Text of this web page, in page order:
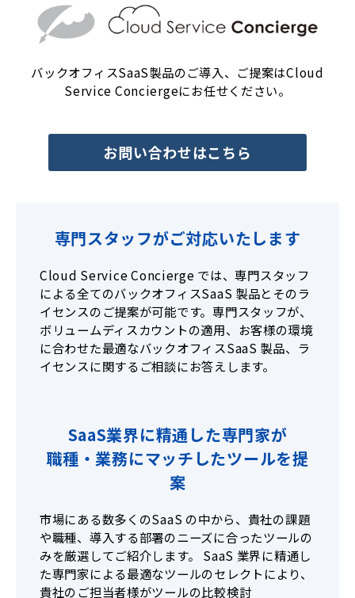
バックオフィスSaaS製品のご導入、ご提案はCloud
Service Conciergeにお任せください。
お問い合わせはこちら
専門スタッフがご対応いたします
Cloud Service Concierge では、専門スタッフ
による全てのバックオフィスSaaS 製品とそのラ
イセンスのご提案が可能です。専門スタッフが、
ボリュームディスカウントの適用、お客様の環境
に合わせた最適なバックオフィスSaaS 製品、ラ
イセンスに関するご相談にお答えします。
SaaS業界に精通した専門家が
職種・業務にマッチしたツールを提
案
市場にある数多くのSaaS の中から、貴社の課題
や職種、導入する部署のニーズに合ったツールの
みを厳選してご紹介します。 SaaS 業界に精通し
た専門家による最適なツールのセレクトにより、
貴社のご担当者様がツールの比較検討